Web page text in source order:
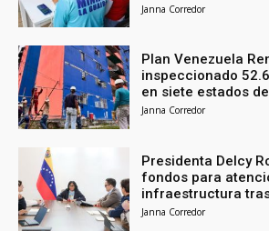
Janna Corredor
Plan Venezuela
inspeccionado
en siete estados
Janna Corredor
Presidenta Delcy
fondos para
infraestructura
Janna Corredor